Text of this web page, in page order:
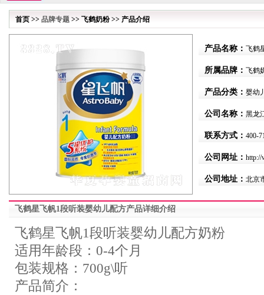
不能再单纯地销售产品,而要向增强服务转型,毕竟母婴产品比较特殊。”
妇幼广场
首页 >> 品牌专题 >> 飞鹤奶粉 >> 产品介绍
产品名称： 飞鹤
所属品牌： 飞鹤
产品分类： 婴幼
公司名称： 黑龙
联系方式： 400-
公司网址： http://
公司地址： 北京
飞鹤星飞帆1段听装婴幼儿配方产品详细介绍
飞鹤星飞帆1段听装婴幼儿配方奶粉
适用年龄段：0-4个月
包装规格：700g\听
产品简介：